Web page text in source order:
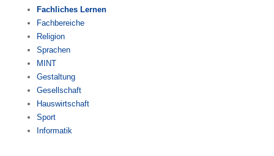
Fachliches Lernen
Fachbereiche
Religion
Sprachen
MINT
Gestaltung
Gesellschaft
Hauswirtschaft
Sport
Informatik